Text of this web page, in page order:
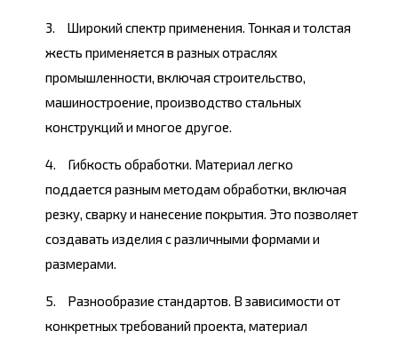
Широкий спектр применения. Тонкая и толстая
жесть применяется в разных отраслях
промышленности, включая строительство,
машиностроение, производство стальных
конструкций и многое другое.
Гибкость обработки. Материал легко
поддается разным методам обработки, включая
резку, сварку и нанесение покрытия. Это позволяет
создавать изделия с различными формами и
размерами.
Разнообразие стандартов. В зависимости от
конкретных требований проекта, материал